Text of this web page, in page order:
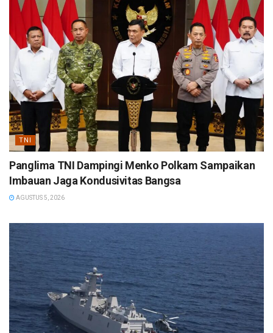
TNI
Panglima TNI Dampingi Menko Polkam Sampaikan
Imbauan Jaga Kondusivitas Bangsa
AGUSTUS 5, 2026